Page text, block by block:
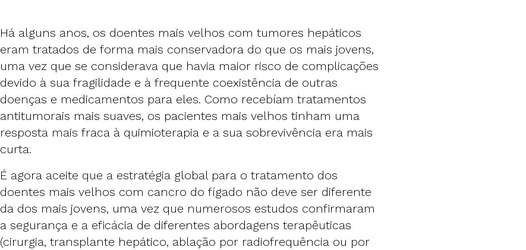
Há alguns anos, os doentes mais velhos com tumores hepáticos
eram tratados de forma mais conservadora do que os mais jovens,
uma vez que se considerava que havia maior risco de complicações
devido à sua fragilidade e à frequente coexistência de outras
doenças e medicamentos para eles. Como recebíam tratamentos
antitumorais mais suaves, os pacientes mais velhos tinham uma
resposta mais fraca à quimioterapia e a sua sobrevivência era mais
curta.
É agora aceite que a estratégia global para o tratamento dos
doentes mais velhos com cancro do fígado não deve ser diferente
da dos mais jovens, uma vez que numerosos estudos confirmaram
a segurança e a eficácia de diferentes abordagens terapêuticas
(cirurgia, transplante hepático, ablação por radiofrequência ou por